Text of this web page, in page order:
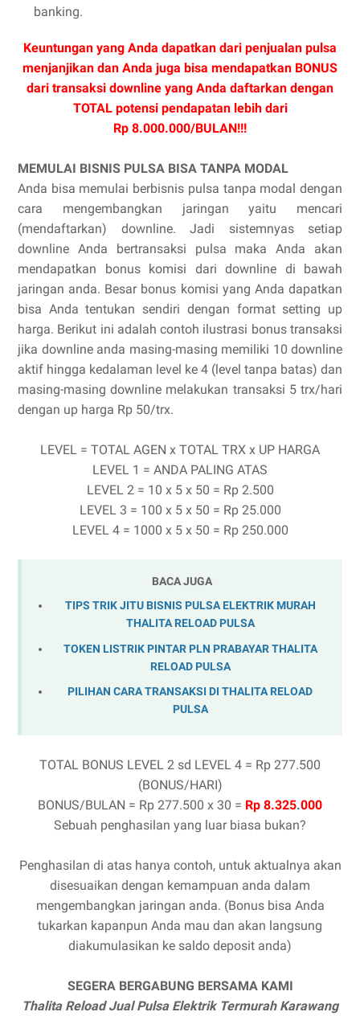
banking.
Keuntungan yang Anda dapatkan dari penjualan pulsa
menjanjikan dan Anda juga bisa mendapatkan BONUS
dari transaksi downline yang Anda daftarkan dengan
TOTAL potensi pendapatan lebih dari
Rp 8.000.000/BULAN!!!
MEMULAI BISNIS PULSA BISA TANPA MODAL
Anda bisa memulai berbisnis pulsa tanpa modal dengan
cara mengembangkan jaringan yaitu mencari
(mendaftarkan) downline. Jadi sistemnyas setiap
downline Anda bertransaksi pulsa maka Anda akan
mendapatkan bonus komisi dari downline di bawah
jaringan anda. Besar bonus komisi yang Anda dapatkan
bisa Anda tentukan sendiri dengan format setting up
harga. Berikut ini adalah contoh ilustrasi bonus transaksi
jika downline anda masing-masing memiliki 10 downline
aktif hingga kedalaman level ke 4 (level tanpa batas) dan
masing-masing downline melakukan transaksi 5 trx/hari
dengan up harga Rp 50/trx.
LEVEL = TOTAL AGEN x TOTAL TRX x UP HARGA
LEVEL 1 = ANDA PALING ATAS
LEVEL 2 = 10 x 5 x 50 = Rp 2.500
LEVEL 3 = 100 x 5 x 50 = Rp 25.000
LEVEL 4 = 1000 x 5 x 50 = Rp 250.000
BACA JUGA
TIPS TRIK JITU BISNIS PULSA ELEKTRIK MURAH
THALITA RELOAD PULSA
TOKEN LISTRIK PINTAR PLN PRABAYAR THALITA
RELOAD PULSA
PILIHAN CARA TRANSAKSI DI THALITA RELOAD
PULSA
TOTAL BONUS LEVEL 2 sd LEVEL 4 = Rp 277.500
(BONUS/HARI)
BONUS/BULAN = Rp 277.500 x 30 = Rp 8.325.000
Sebuah penghasilan yang luar biasa bukan?
Penghasilan di atas hanya contoh, untuk aktualnya akan
disesuaikan dengan kemampuan anda dalam
mengembangkan jaringan anda. (Bonus bisa Anda
tukarkan kapanpun Anda mau dan akan langsung
diakumulasikan ke saldo deposit anda)
SEGERA BERGABUNG BERSAMA KAMI
Thalita Reload Jual Pulsa Elektrik Termurah Karawang